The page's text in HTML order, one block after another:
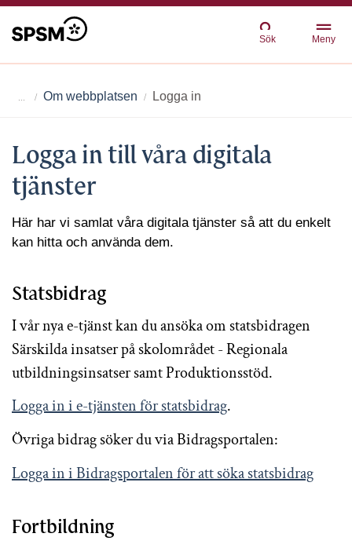
Sök Meny
Om webbplatsen Logga in
Logga in till våra digitala
tjänster
Här har vi samlat våra digitala tjänster så att du enkelt
kan hitta och använda dem.
Statsbidrag
I vår nya e-tjänst kan du ansöka om statsbidragen
Särskilda insatser på skolområdet - Regionala
utbildningsinsatser samt Produktionsstöd.
Logga in i e-tjänsten för statsbidrag.
Övriga bidrag söker du via Bidragsportalen:
Logga in i Bidragsportalen för att söka statsbidrag
Fortbildning